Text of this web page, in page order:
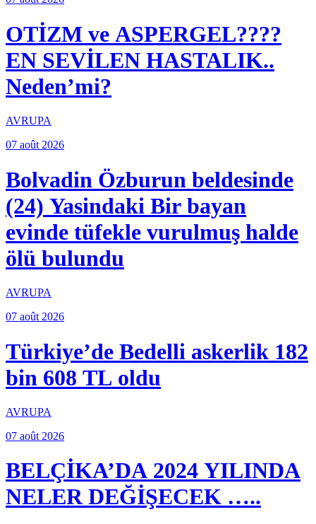
OTİZM ve ASPERGEL????
EN SEVİLEN HASTALIK..
Neden’mi?
AVRUPA
07 août 2026
Bolvadin Özburun beldesinde
(24) Yasindaki Bir bayan
evinde tüfekle vurulmuş halde
ölü bulundu
AVRUPA
07 août 2026
Türkiye’de Bedelli askerlik 182
bin 608 TL oldu
AVRUPA
07 août 2026
BELÇİKA’DA 2024 YILINDA
NELER DEĞİŞECEK …..